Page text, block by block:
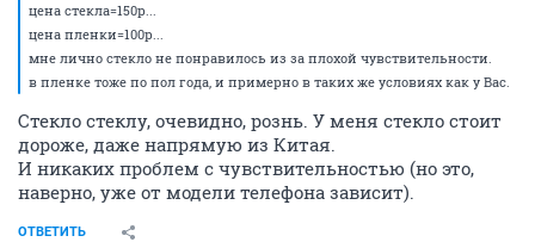
цена стекла=150р...
цена пленки=100р...
мне лично стекло не понравилось из за плохой чувствительности.
в пленке тоже по пол года, и примерно в таких же условиях как у Вас.
Стекло стеклу, очевидно, рознь. У меня стекло стоит
дороже, даже напрямую из Китая.
И никаких проблем с чувствительностью (но это,
наверно, уже от модели телефона зависит).
ОТВЕТИТЬ